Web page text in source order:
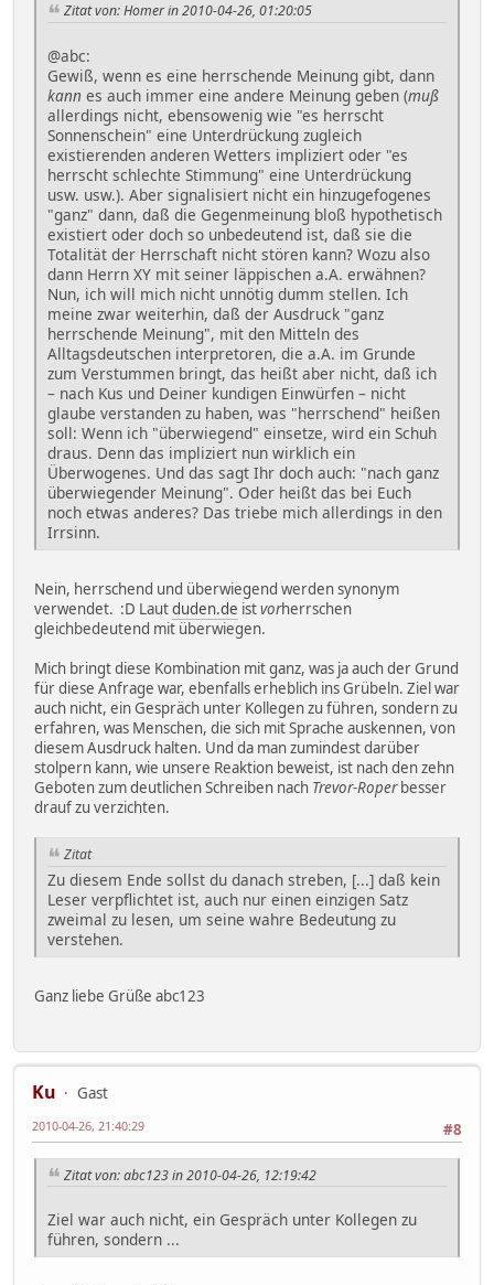
Zitat von: Homer in 2010-04-26, 01:20:05
@abc:
Gewiß, wenn es eine herrschende Meinung gibt, dann
kann es auch immer eine andere Meinung geben (muß
allerdings nicht, ebensowenig wie "es herrscht
Sonnenschein" eine Unterdrückung zugleich
existierenden anderen Wetters impliziert oder "es
herrscht schlechte Stimmung" eine Unterdrückung
usw. usw.). Aber signalisiert nicht ein hinzugefogenes
"ganz" dann, daß die Gegenmeinung bloß hypothetisch
existiert oder doch so unbedeutend ist, daß sie die
Totalität der Herrschaft nicht stören kann? Wozu also
dann Herrn XY mit seiner läppischen a.A. erwähnen?
Nun, ich will mich nicht unnötig dumm stellen. Ich
meine zwar weiterhin, daß der Ausdruck "ganz
herrschende Meinung", mit den Mitteln des
Alltagsdeutschen interpretoren, die a.A. im Grunde
zum Verstummen bringt, das heißt aber nicht, daß ich
– nach Kus und Deiner kundigen Einwürfen – nicht
glaube verstanden zu haben, was "herrschend" heißen
soll: Wenn ich "überwiegend" einsetze, wird ein Schuh
draus. Denn das impliziert nun wirklich ein
Überwogenes. Und das sagt Ihr doch auch: "nach ganz
überwiegender Meinung". Oder heißt das bei Euch
noch etwas anderes? Das triebe mich allerdings in den
Irrsinn.
Nein, herrschend und überwiegend werden synonym
verwendet. :D Lautduden.de istvorherrschen
gleichbedeutend mit überwiegen.
Mich bringt diese Kombination mit ganz, was ja auch der Grund
für diese Anfrage war, ebenfalls erheblich ins Grübeln. Ziel war
auch nicht, ein Gespräch unter Kollegen zu führen, sondern zu
erfahren, was Menschen, die sich mit Sprache auskennen, von
diesem Ausdruck halten. Und da man zumindest darüber
stolpern kann, wie unsere Reaktion beweist, ist nach den zehn
Geboten zum deutlichen Schreiben nach Trevor-Roperbesser
drauf zu verzichten.
Zitat
Zu diesem Ende sollst du danach streben, [...] daß kein
Leser verpflichtet ist, auch nur einen einzigen Satz
zweimal zu lesen, um seine wahre Bedeutung zu
verstehen.
Ganz liebe Grüße abc123
Ku
Gast
#8
2010-04-26, 21:40:29
Zitat von: abc123 in 2010-04-26, 12:19:42
Ziel war auch nicht, ein Gespräch unter Kollegen zu
führen, sondern ...